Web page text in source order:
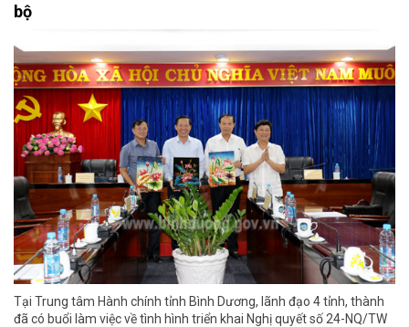
bộ
Tại Trung tâm Hành chính tỉnh Bình Dương, lãnh đạo 4 tỉnh, thành
đã có buổi làm việc về tình hình triển khai Nghị quyết số 24-NQ/TW